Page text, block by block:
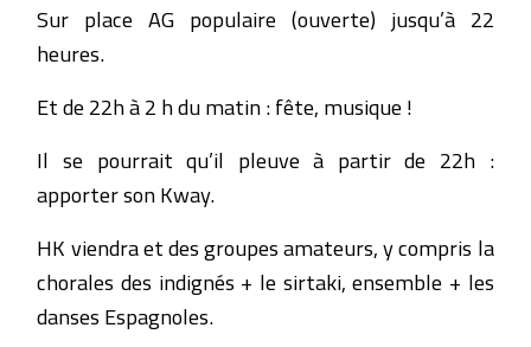
Sur place AG populaire (ouverte) jusqu’à 22
heures.
Et de 22h à 2 h du matin : fête, musique !
Il se pourrait qu’il pleuve à partir de 22h :
apporter son Kway.
HK viendra et des groupes amateurs, y compris la
chorales des indignés + le sirtaki, ensemble + les
danses Espagnoles.